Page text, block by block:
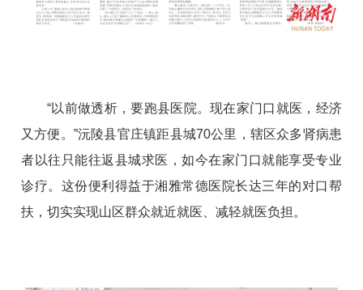
“以前做透析，要跑县医院。现在家门口就医，经济
又方便。”沅陵县官庄镇距县城70公里，辖区众多肾病患
者以往只能往返县城求医，如今在家门口就能享受专业
诊疗。这份便利得益于湘雅常德医院长达三年的对口帮
扶，切实实现山区群众就近就医、减轻就医负担。